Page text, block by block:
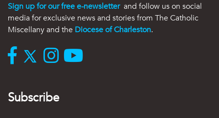
Sign up for our free e-newsletter and follow us on social
media for exclusive news and stories from The Catholic
Miscellany and the Diocese of Charleston.
Subscribe